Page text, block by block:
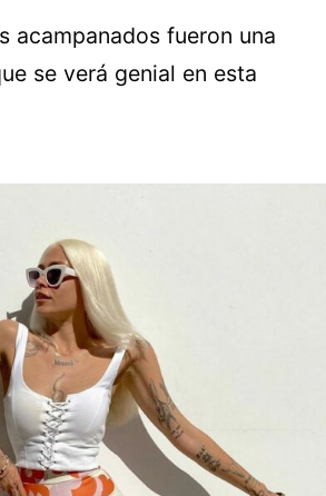
acampanados fueron una
se verá genial en esta